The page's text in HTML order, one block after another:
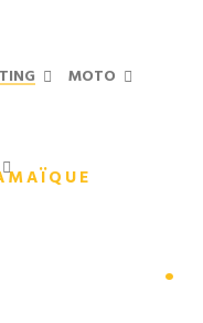
MOTO
.